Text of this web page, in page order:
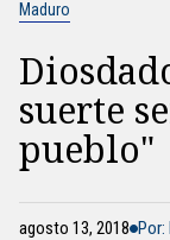
Maduro
suerte
pueblo"
agosto 13, 2018 Por: